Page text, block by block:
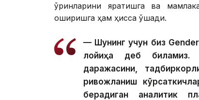
ўринларини яратишга ва
оширишга ҳам ҳисса қўшади.
— Шунинг учун биз
лойиҳа деб биламиз.
даражасини,
ривожланиш
берадиган аналитик